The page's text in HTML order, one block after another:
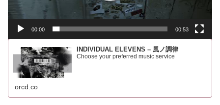
ー
00:00 00:53
INDIVIDUAL ELEVENS – 風ノ調律
Choose your preferred music service
orcd.co